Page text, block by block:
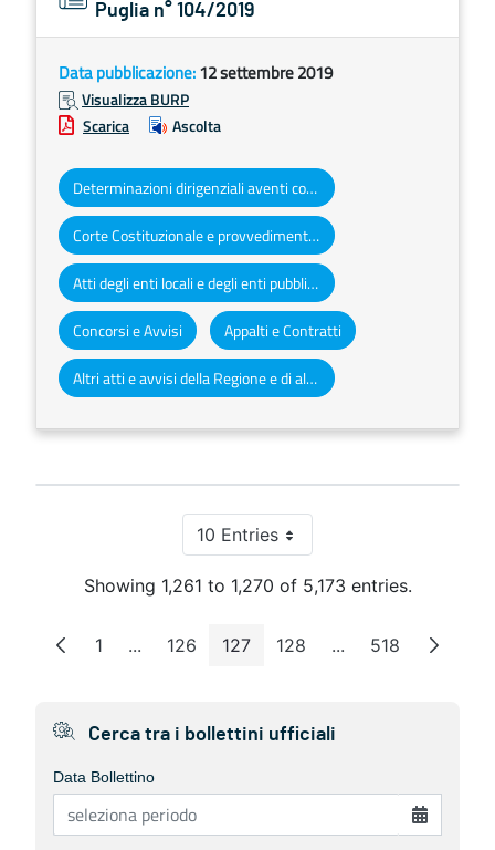
Puglia n° 104/2019
Data pubblicazione:12 settembre 2019
Visualizza BURP
Scarica
Ascolta
Determinazioni dirigenziali aventi contenuto di interesse generale
Corte Costituzionale e provvedimenti organi giurisdizionali
Atti degli enti locali e degli enti pubblici e privati
Concorsi e Avvisi Appalti e Contratti
Altri atti e avvisi della Regione e di altri enti pubblici che interessano la collettività regionale
10 EntriesPer Page
Showing 1,261 to 1,270 of 5,173 entries.
Page
1 ...Intermediate Pages
Page
126 Page
127 Page
128 ...Intermediate
Page
518
Cerca tra i bollettini ufficiali
Data Bollettino